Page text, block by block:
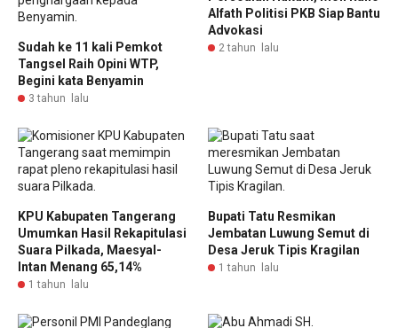
Sudah ke 11 kali Pemkot
Tangsel Raih Opini WTP,
Begini kata Benyamin
3 tahun lalu
Alfath Politisi PKB Siap Bantu
Advokasi
2 tahun lalu
KPU Kabupaten Tangerang
Umumkan Hasil Rekapitulasi
Suara Pilkada, Maesyal-
Intan Menang 65,14%
1 tahun lalu
Bupati Tatu Resmikan
Jembatan Luwung Semut di
Desa Jeruk Tipis Kragilan
1 tahun lalu